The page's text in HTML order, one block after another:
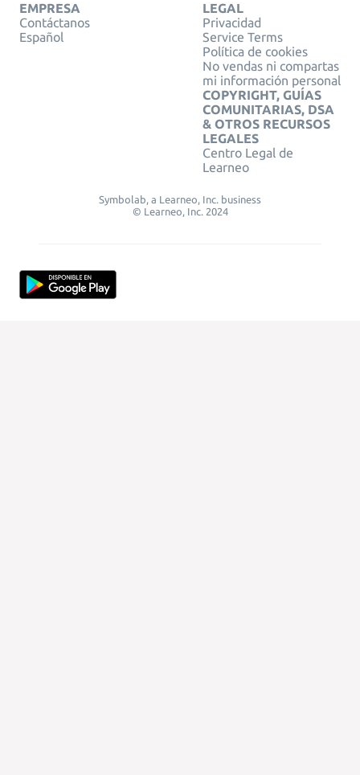
EMPRESA
Contáctanos
Español
LEGAL
Privacidad
Service Terms
Política de cookies
No vendas ni compartas
mi información personal
COPYRIGHT, GUÍAS
COMUNITARIAS, DSA
& OTROS RECURSOS
LEGALES
Centro Legal de
Learneo
Symbolab, a Learneo, Inc. business
© Learneo, Inc. 2024